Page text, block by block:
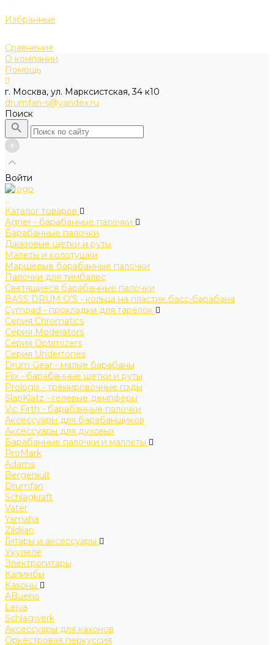
Избранные
Сравнение
О компании
Помощь
г. Москва, ул. Марксистская, 34 к10
drumfan-s@yandex.ru
Поиск
Войти
...
Каталог товаров
Agner - барабанные палочки
Барабанные палочки
Джазовые щетки и руты
Малеты и колотушки
Маршевые барабанные палочки
Палочки для тимбалес
Светящиеся барабанные палочки
BASS DRUM O’S - кольца на пластик басс-барабана
Cympad - прокладки для тарелок
Серия Chromatics
Серия Moderators
Серия Optimizers
Серия Undertones
Drum Gear - малые барабаны
Flix - барабанные щетки и руты
Prologix - тренировочные пэды
SlapKlatz - гелевые демпферы
Vic Firth - барабанные палочки
Аксессуары для барабанщиков
Аксессуары для духовых
Барабанные палочки и маллеты
ProMark
Adams
Bergerault
Drumfan
Schlagkraft
Vater
Yamaha
Zildjian
Гитары и аксессуары
Укулеле
Электрогитары
Калимбы
Кахоны
ABueno
Leiva
Schlagwerk
Аксессуары для кахонов
Оркестровая перкуссия